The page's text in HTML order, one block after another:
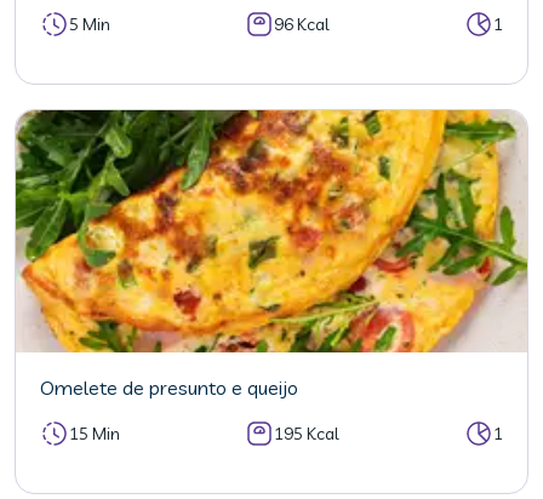
5 Min 96 Kcal 1
Omelete de presunto e queijo
15 Min 195 Kcal 1